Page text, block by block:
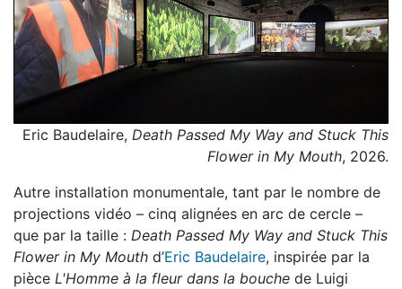
Eric Baudelaire, Death Passed My Way and Stuck This
Flower in My Mouth, 2026.
Autre installation monumentale, tant par le nombre de
projections vidéo – cinq alignées en arc de cercle –
que par la taille : Death Passed My Way and Stuck This
Flower in My Mouth d’Eric Baudelaire, inspirée par la
pièce L'Homme à la fleur dans la bouche de Luigi